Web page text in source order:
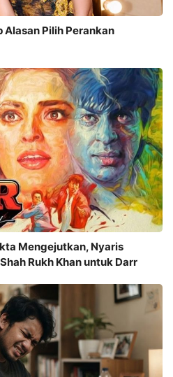
Alasan Pilih Perankan
Mengejutkan, Nyaris
Rukh Khan untuk Darr